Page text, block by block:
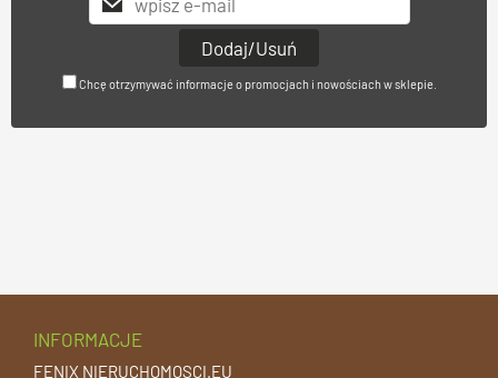
Chcę otrzymywać informacje o promocjach i nowościach w sklepie.
INFORMACJE
FENIX NIERUCHOMOSCI.EU